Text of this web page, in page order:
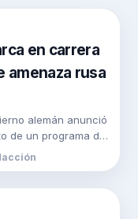
en carrera
amenaza rusa
alemán anunció
de un programa de
en 35,000 millones